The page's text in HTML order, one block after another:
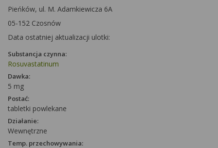
Pieńków, ul. M. Adamkiewicza 6A
05-152 Czosnów
Data ostatniej aktualizacji ulotki:
Substancja czynna:
Rosuvastatinum
Dawka:
5 mg
Postać:
tabletki powlekane
Działanie:
Wewnętrzne
Temp. przechowywania: